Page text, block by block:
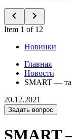
Item 1 of 12
Новинки
Главная
Новости
SMART —
20.12.2021
Задать вопрос
SMART